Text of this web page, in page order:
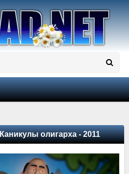
олигарха - 2011